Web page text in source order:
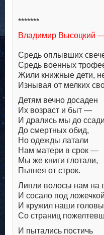
*******
Владимир Высоцкий
Средь оплывших
Средь военных
Жили книжные дети,
Изнывая от мелких
Детям вечно досаден
Их возраст и быт —
И дрались мы до
До смертных обид,
Но одежды латали
Нам матери в срок —
Мы же книги глотали,
Пьянея от строк.
Липли волосы нам на
И сосало под
И кружил наши
Со страниц
И пытались постичь